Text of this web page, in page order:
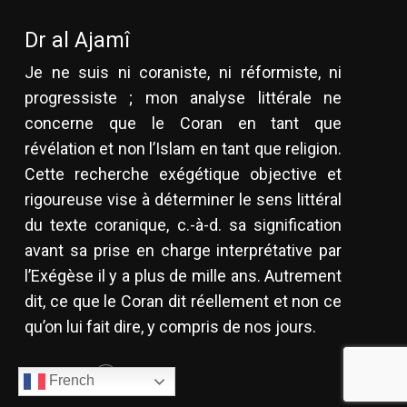
Dr al Ajamî
Je ne suis ni coraniste, ni réformiste, ni
progressiste ; mon analyse littérale ne
concerne que le Coran en tant que
révélation et non l’Islam en tant que religion.
Cette recherche exégétique objective et
rigoureuse vise à déterminer le sens littéral
du texte coranique, c.-à-d. sa signification
avant sa prise en charge interprétative par
l’Exégèse il y a plus de mille ans. Autrement
dit, ce que le Coran dit réellement et non ce
qu’on lui fait dire, y compris de nos jours.
Contact
French